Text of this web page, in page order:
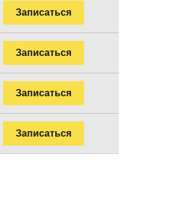
Записаться
Записаться
Записаться
Записаться